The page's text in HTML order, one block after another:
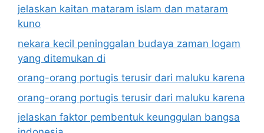
jelaskan kaitan mataram islam dan mataram
kuno
nekara kecil peninggalan budaya zaman logam
yang ditemukan di
orang-orang portugis terusir dari maluku karena
orang-orang portugis terusir dari maluku karena
jelaskan faktor pembentuk keunggulan bangsa